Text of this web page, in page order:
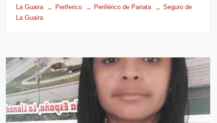
La Guaira Periferico Periférico de Pariata
Seguro de
La Guaira